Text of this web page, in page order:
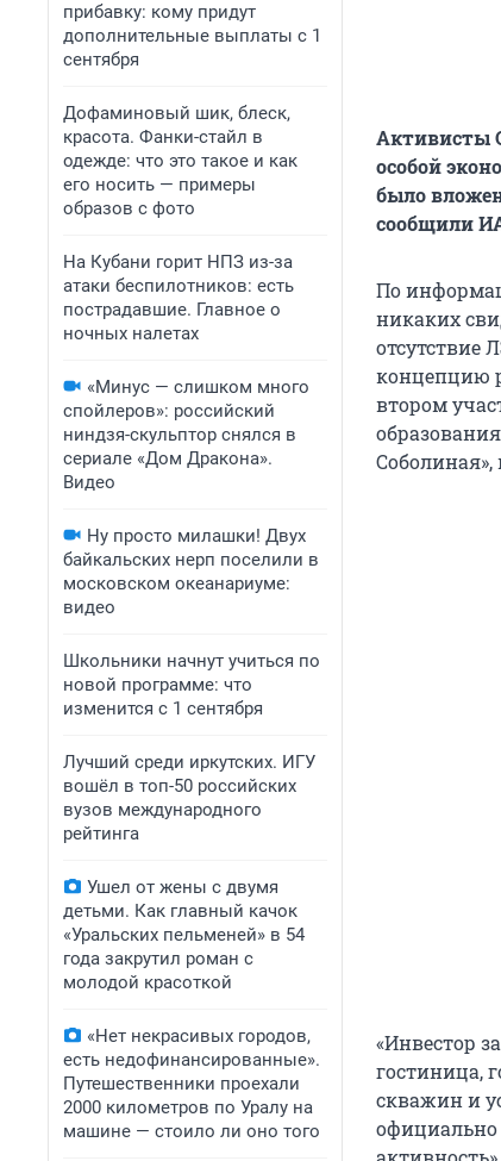
прибавку: кому придут
дополнительные выплаты с 1
сентября
Дофаминовый шик, блеск,
красота. Фанки-стайл в
одежде: что это такое и как
его носить — примеры
образов с фото
На Кубани горит НПЗ из-за
атаки беспилотников: есть
пострадавшие. Главное о
ночных налетах
«Минус — слишком много
спойлеров»: российский
ниндзя-скульптор снялся в
сериале «Дом Дракона».
Видео
Ну просто милашки! Двух
байкальских нерп поселили в
московском океанариуме:
видео
Школьники начнут учиться по
новой программе: что
изменится с 1 сентября
Лучший среди иркутских. ИГУ
вошёл в топ-50 российских
вузов международного
рейтинга
Ушел от жены с двумя
детьми. Как главный качок
«Уральских пельменей» в 54
года закрутил роман с
молодой красоткой
«Нет некрасивых городов,
есть недофинансированные».
Путешественники проехали
2000 километров по Уралу на
машине — стоило ли оно того
Активисты
особой
было
сообщили
По
никаких
отсутствие
концепцию
втором
Соболиная»,
«Инвестор
гостиница,
скважин и
официально